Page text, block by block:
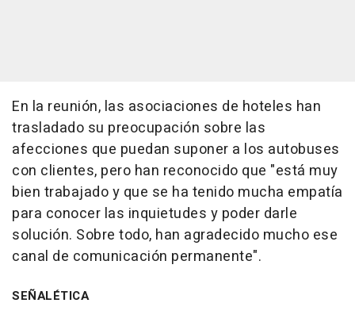
En la reunión, las asociaciones de hoteles han
trasladado su preocupación sobre las
afecciones que puedan suponer a los autobuses
con clientes, pero han reconocido que "está muy
bien trabajado y que se ha tenido mucha empatía
para conocer las inquietudes y poder darle
solución. Sobre todo, han agradecido mucho ese
canal de comunicación permanente".
SEÑALÉTICA